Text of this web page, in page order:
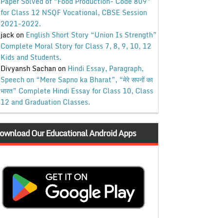
for Class 12 NSQF Vocational, CBSE Session
2021-2022.
jackon English Short Story “Union Is Strength”
Complete Moral Story for Class 7, 8, 9, 10, 12
Kids and Students.
Divyansh Sachanon Hindi Essay, Paragraph,
Speech on “Mere Sapno ka Bharat”, “मेरे सपनों का
भारत” Complete Hindi Essay for Class 10, Class
12 and Graduation Classes.
Our Educational Android Apps